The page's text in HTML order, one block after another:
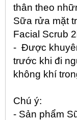
thân theo
Sữa rửa mặt
Facial Scrub
- Được
trước khi đi
không khí
Chú ý:
- Sản phẩm